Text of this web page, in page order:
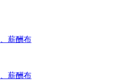
薪酬布
薪酬布